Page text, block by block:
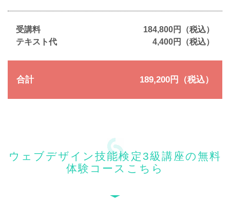
受講料
テキスト代
184,800円（税込）
4,400円（税込）
合計 189,200円（税込）
ウェブデザイン技能検定3級講座の無料
体験コースこちら